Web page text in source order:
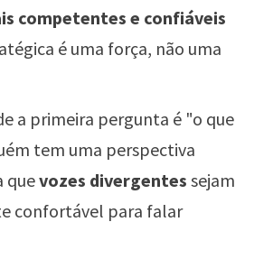
competentes e confiáveis
é uma força, não uma
a primeira pergunta é "o que
tem uma perspectiva
quevozes divergentes sejam
confortável para falar